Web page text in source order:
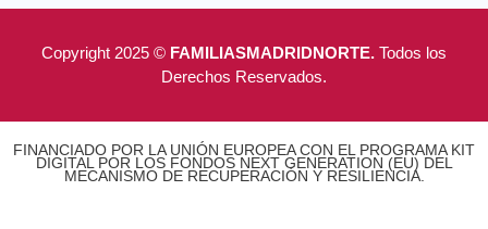
Copyright 2025 © FAMILIASMADRIDNORTE. Todos los
Derechos Reservados.
FINANCIADO POR LA UNIÓN EUROPEA CON EL PROGRAMA KIT
DIGITAL POR LOS FONDOS NEXT GENERATION (EU) DEL
MECANISMO DE RECUPERACIÓN Y RESILIENCIA.